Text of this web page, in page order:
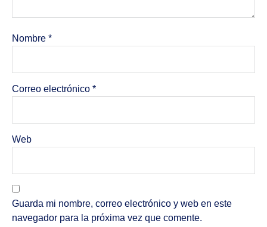
Nombre *
Correo electrónico *
Web
Guarda mi nombre, correo electrónico y web en este
navegador para la próxima vez que comente.